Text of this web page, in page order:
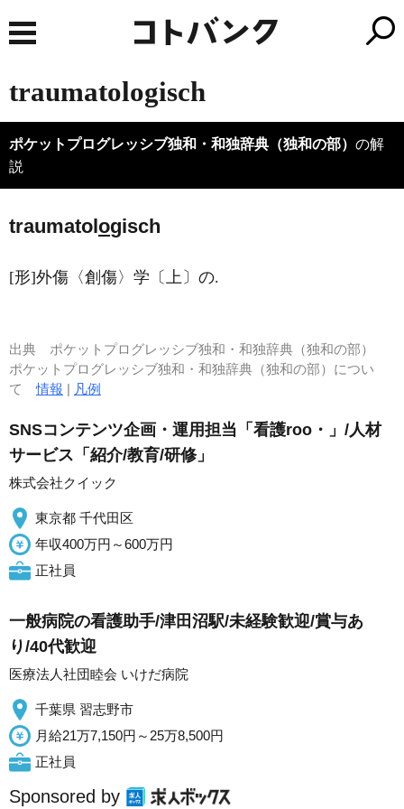
traumatologisch
ポケットプログレッシブ独和・和独辞典（独和の部） の解
説
traumatologisch
[形]外傷〈創傷〉学〔上〕の.
出典 ポケットプログレッシブ独和・和独辞典（独和の部）
ポケットプログレッシブ独和・和独辞典（独和の部）につい
て情報 | 凡例
SNSコンテンツ企画・運用担当「看護roo・」/人材
サービス「紹介/教育/研修」
株式会社クイック
東京都 千代田区
年収400万円～600万円
正社員
一般病院の看護助手/津田沼駅/未経験歓迎/賞与あ
り/40代歓迎
医療法人社団睦会 いけだ病院
千葉県 習志野市
月給21万7,150円～25万8,500円
正社員
Sponsored by